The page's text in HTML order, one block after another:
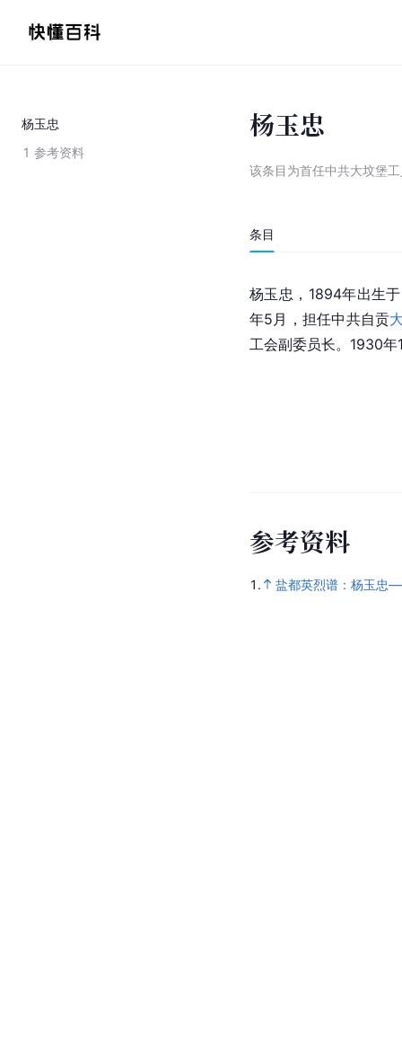
杨玉忠
1 参考资料
杨玉忠
该条目为首任中共大坟堡
条目
杨玉忠，1894年出生于
年5月，担任中共自贡
工会副委员长。1930
参考资料
1. 盐都英烈谱：杨玉忠